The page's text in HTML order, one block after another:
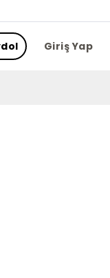
Giriş Yap